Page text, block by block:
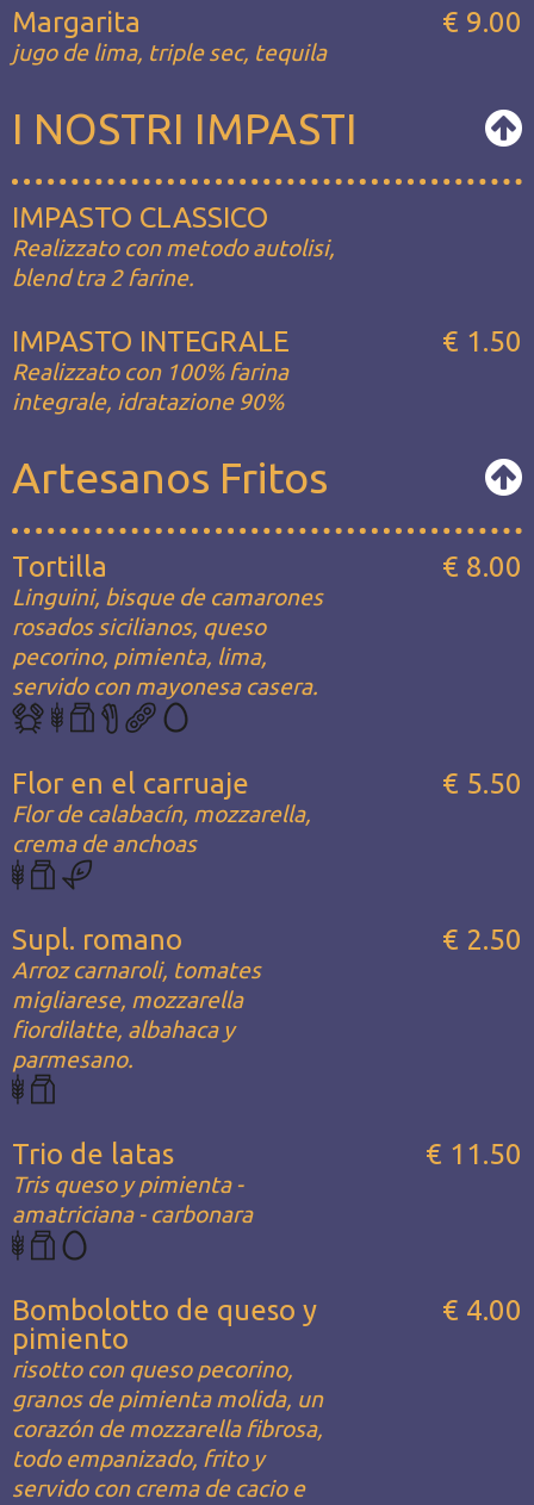
Margarita
jugo de lima, triple sec, tequila
€ 9.00
I NOSTRI IMPASTI
IMPASTO CLASSICO
Realizzato con metodo autolisi,
blend tra 2 farine.
IMPASTO INTEGRALE
Realizzato con 100% farina
integrale, idratazione 90%
€ 1.50
Artesanos Fritos
Tortilla
Linguini, bisque de camarones
rosados sicilianos, queso
pecorino, pimienta, lima,
servido con mayonesa casera.
€ 8.00
Flor en el carruaje
Flor de calabacín, mozzarella,
crema de anchoas
€ 5.50
Supl. romano
Arroz carnaroli, tomates
migliarese, mozzarella
fiordilatte, albahaca y
parmesano.
€ 2.50
Trio de latas
Tris queso y pimienta -
amatriciana - carbonara
€ 11.50
Bombolotto de queso y
pimiento
risotto con queso pecorino,
granos de pimienta molida, un
corazón de mozzarella fibrosa,
todo empanizado, frito y
servido con crema de cacio e
€ 4.00